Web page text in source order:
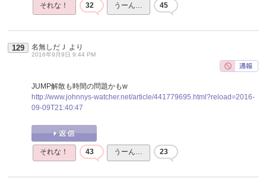
それな！ 32 うーん… 45
129 名無しだＪ より
2016年9月9日 9:44 PM
JUMP解散も時間の問題かもw
http://www.johnnys-watcher.net/article/441779695.html?reload=2016-
09-09T21:40:47
それな！ 43 うーん… 23